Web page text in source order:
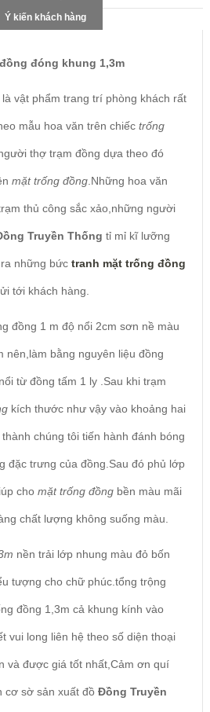
Ý kiến khách hàng
đóng khung 1,3m
là vật phẩm trang trí phòng khách rất
mẫu hoa văn trên chiếc trống
thợ trạm đồng dựa theo đó
mặt trống đồng.Những hoa văn
thủ công sắc xảo,những người
Truyền Thống tỉ mỉ kĩ lưỡng
những bức tranh mặt trống đồng
tới khách hàng.
đồng 1 m độ nổi 2cm sơn nề màu
nên,làm bằng nguyên liệu đồng
từ đồng tấm 1 ly .Sau khi trạm
kích thước như vậy vào khoảng hai
chúng tôi tiến hành đánh bóng
đặc trưng của đồng.Sau đó phủ lớp
cho mặt trống đồngbền màu mãi
chất lượng không suống màu.
nền trải lớp nhung màu đỏ bốn
tượng cho chữ phúc.tổng trộng
đồng 1,3m cả khung kính vào
vui long liên hệ theo số diện thoại
và được giá tốt nhất,Cảm ơn quí
cơ sờ sản xuất đồ Đồng Truyền